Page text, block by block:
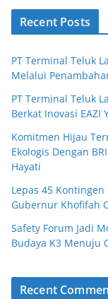
Recent Posts
PT Terminal Teluk
Melalui
PT Terminal Teluk
Berkat Inovasi EAZI
Komitmen Hijau
Ekologis Dengan
Hayati
Lepas 45 Kontingen
Gubernur Khofifah
Safety Forum Jadi
Budaya K3 Menuju
Recent